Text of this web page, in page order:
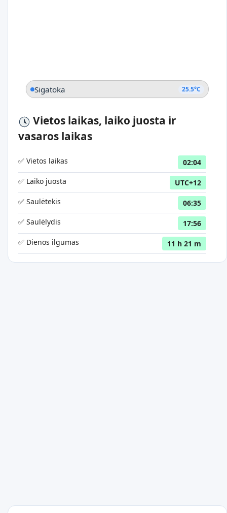
Sigatoka 25.5°C
Vietos laikas, laiko juosta ir
vasaros laikas
✅ Vietos laikas
02:04
✅ Laiko juosta
UTC+12
✅ Saulėtekis
06:35
✅ Saulėlydis
17:56
✅ Dienos ilgumas
11 h 21 m